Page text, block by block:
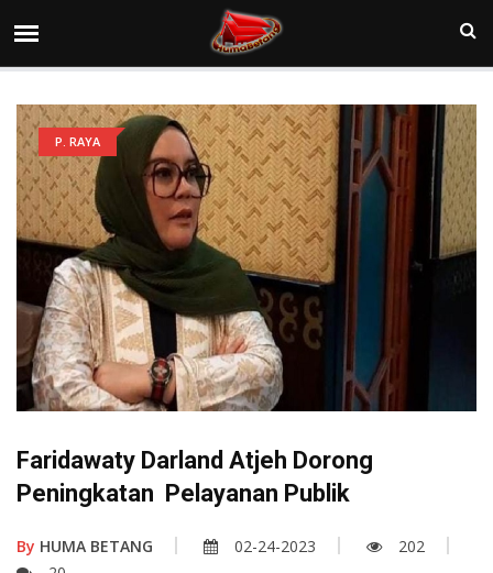
P. RAYA
Faridawaty Darland Atjeh Dorong
Peningkatan Pelayanan Publik
By HUMA BETANG 02-24-2023
202